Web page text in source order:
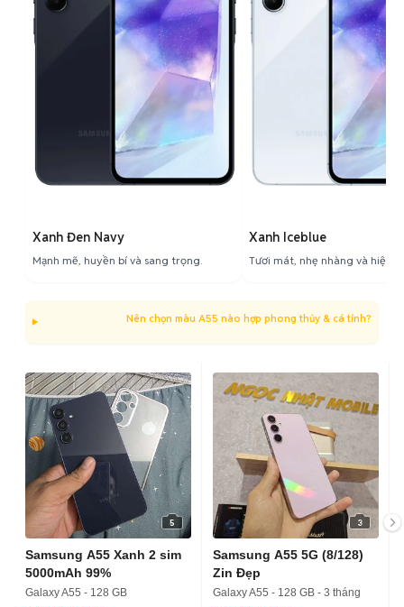
Xanh Đen Navy
Mạnh mẽ, huyền bí và sang trọng.
Xanh Iceblue
Tươi mát, nhẹ nhàng và hiện
Nên chọn màu A55 nào hợp phong thủy & cá tính?
5
Samsung A55 Xanh 2 sim
5000mAh 99%
Galaxy A55 - 128 GB
3
Samsung A55 5G (8/128)
Zin Đẹp
Galaxy A55 - 128 GB - 3 tháng